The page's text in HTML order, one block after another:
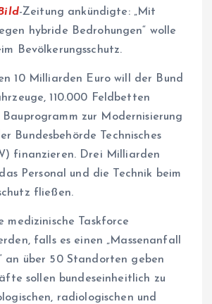
-Zeitung ankündigte: „Mit
hybride Bedrohungen“ wolle
Bevölkerungsschutz.
10 Milliarden Euro will der Bund
110.000 Feldbetten
zur Modernisierung
Bundesbehörde Technisches
finanzieren. Drei Milliarden
Personal und die Technik beim
fließen.
medizinische Taskforce
falls es einen „Massenanfall
an über 50 Standorten geben
sollen bundeseinheitlich zu
radiologischen und